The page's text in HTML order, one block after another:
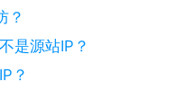
？
是源站IP？
？